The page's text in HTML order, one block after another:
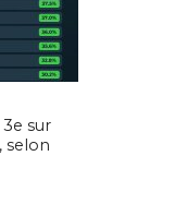
sur
selon